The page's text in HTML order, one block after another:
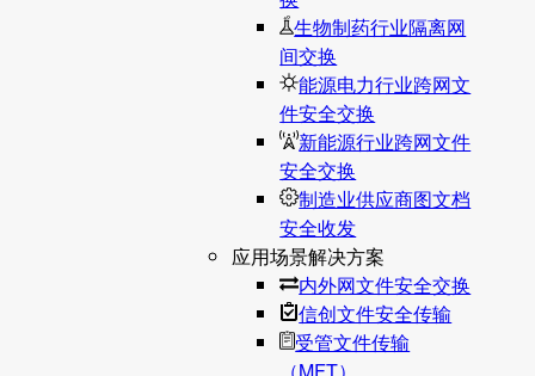
生物制药行业隔离网
间交换
能源电力行业跨网文
件安全交换
新能源行业跨网文件
安全交换
制造业供应商图文档
安全收发
应用场景解决方案
内外网文件安全交换
信创文件安全传输
受管文件传输